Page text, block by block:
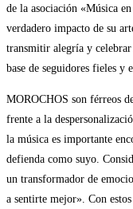
de la asociación «Música
verdadero impacto de su
transmitir alegría y celebrar
base de seguidores fieles y
MOROCHOS son férreos
frente a la
la música es importante
defienda como suyo.
un transformador de
a sentirte mejor». Con